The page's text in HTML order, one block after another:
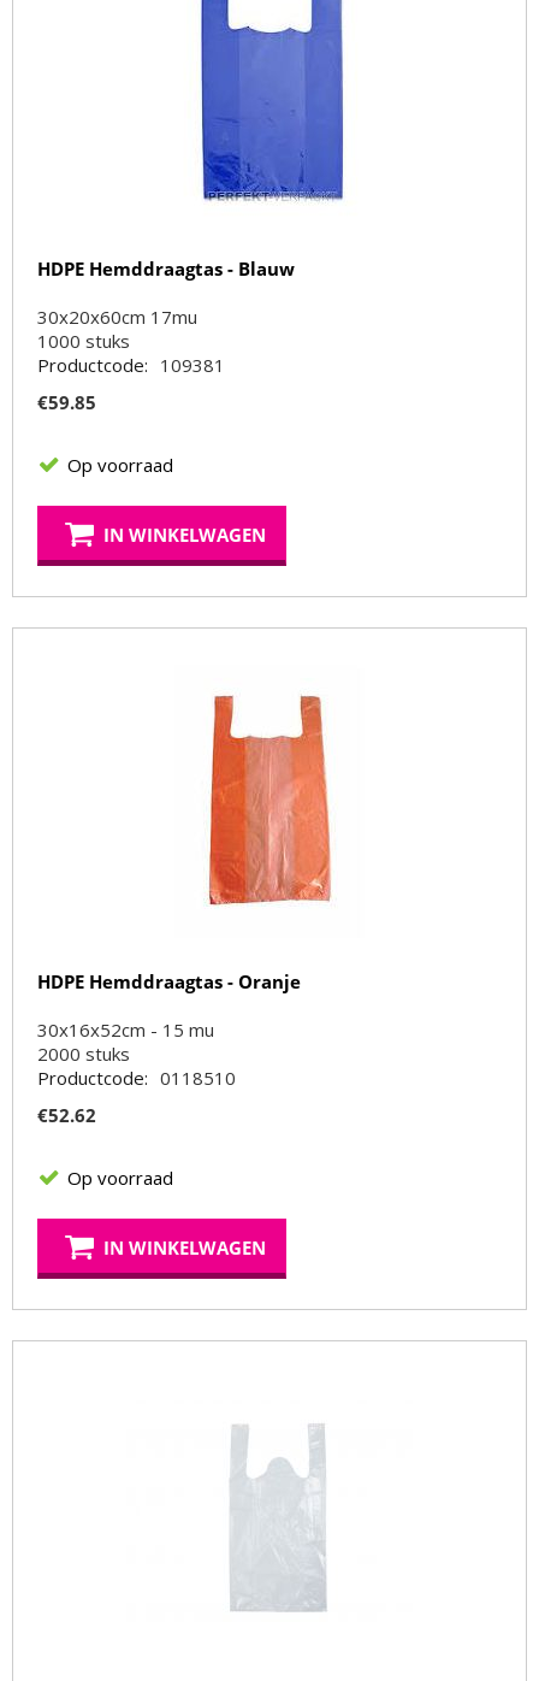
HDPE Hemddraagtas - Blauw
30x20x60cm 17mu
1000 stuks
Productcode: 109381
€59.85
Op voorraad
IN WINKELWAGEN
HDPE Hemddraagtas - Oranje
30x16x52cm - 15 mu
2000 stuks
Productcode: 0118510
€52.62
Op voorraad
IN WINKELWAGEN